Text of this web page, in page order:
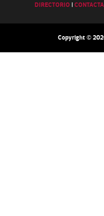
DIRECTORIO |
Copyright ©